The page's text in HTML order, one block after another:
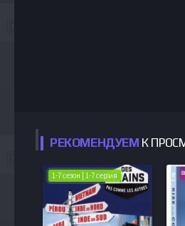
РЕКОМЕНДУЕМ К
1-7 сезон | 1-7 серия